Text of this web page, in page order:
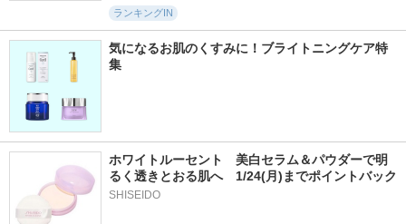
ランキングIN
気になるお肌のくすみに！ブライトニングケア特
集
ホワイトルーセント　美白セラム＆パウダーで明
るく透きとおる肌へ　1/24(月)までポイントバック
SHISEIDO